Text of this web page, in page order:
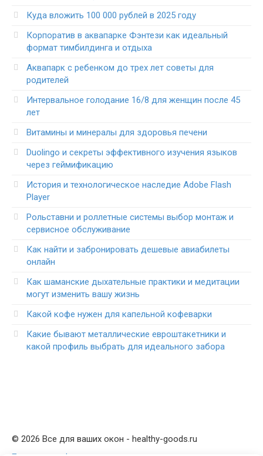
Куда вложить 100 000 рублей в 2025 году
Корпоратив в аквапарке Фэнтези как идеальный
формат тимбилдинга и отдыха
Аквапарк с ребенком до трех лет советы для
родителей
Интервальное голодание 16/8 для женщин после 45
лет
Витамины и минералы для здоровья печени
Duolingo и секреты эффективного изучения языков
через геймификацию
История и технологическое наследие Adobe Flash
Player
Рольставни и роллетные системы выбор монтаж и
сервисное обслуживание
Как найти и забронировать дешевые авиабилеты
онлайн
Как шаманские дыхательные практики и медитации
могут изменить вашу жизнь
Какой кофе нужен для капельной кофеварки
Какие бывают металлические евроштакетники и
какой профиль выбрать для идеального забора
© 2026 Все для ваших окон - healthy-goods.ru